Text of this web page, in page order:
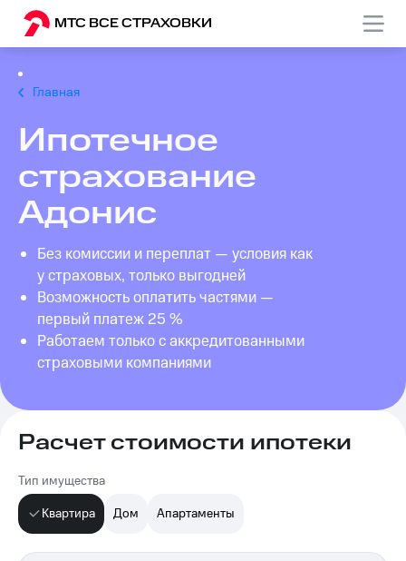
МТС ВСЕ СТРАХОВКИ
Главная
Ипотечное
страхование
Адонис
Без комиссии и переплат — условия как
у страховых, только выгодней
Возможность оплатить частями —
первый платеж 25 %
Работаем только с аккредитованными
страховыми компаниями
Расчет стоимости ипотеки
Тип имущества
Квартира
Дом Апартаменты